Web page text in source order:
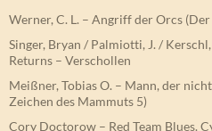
Werner, C. L. – Angriff der Orcs (Der
Singer, Bryan / Palmiotti, J. /
Returns – Verschollen
Meißner, Tobias O. – Mann, der
Zeichen des Mammuts 5)
Cory Doctorow – Red Team Blues.